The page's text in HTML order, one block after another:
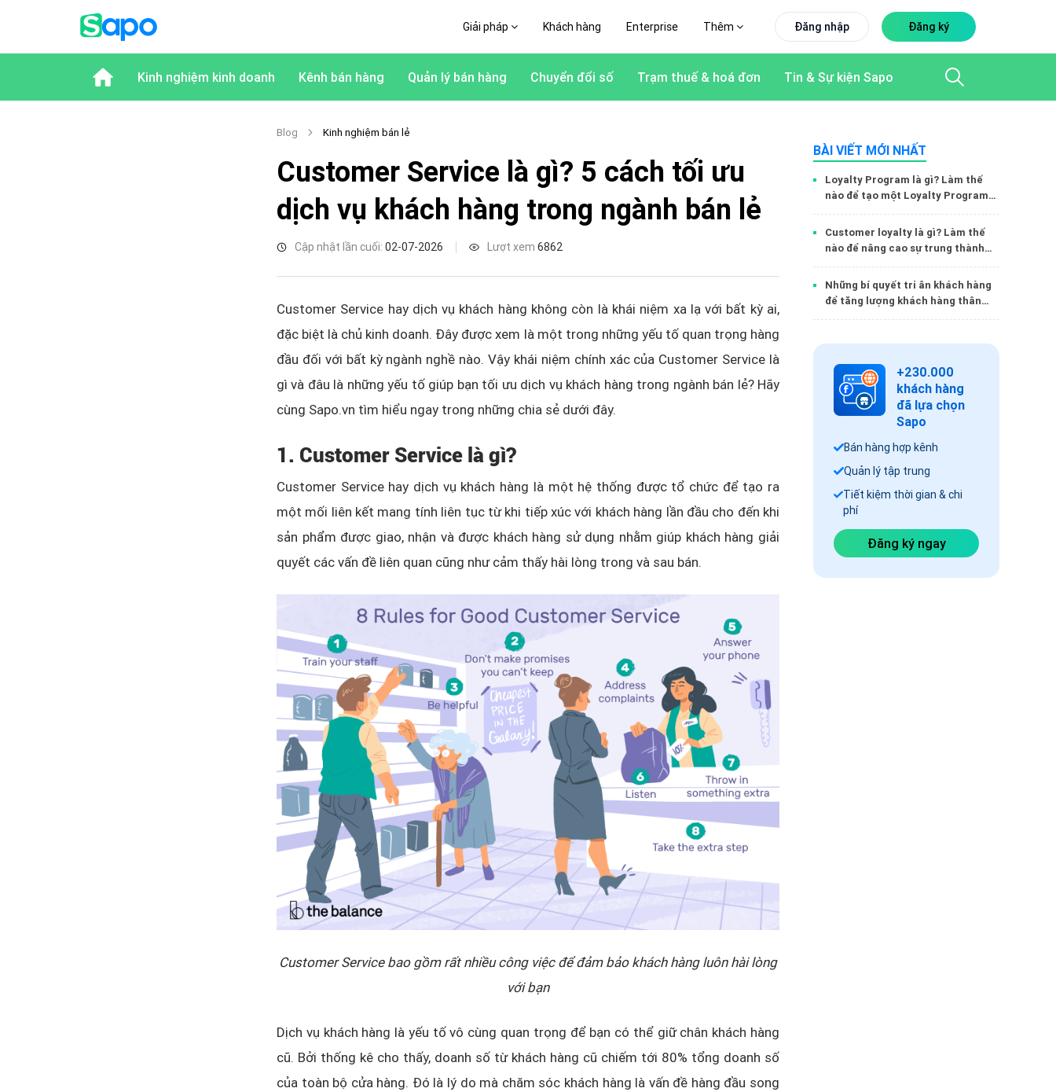
Giải pháp Khách hàng Enterprise Thêm Đăng nhập Đăng ký
Kinh nghiệm kinh doanh Kênh bán hàng Quản lý bán hàng Chuyển đổi số Trạm thuế & hoá đơn Tin & Sự kiện Sapo
BÀI VIẾT MỚI NHẤT
Loyalty Program là gì? Làm thế
nào để tạo một Loyalty Program
hiệu quả?
Customer loyalty là gì? Làm thế
nào để nâng cao sự trung thành
của khách hàng?
Những bí quyết tri ân khách hàng
để tăng lượng khách hàng thân
thiết
+230.000
khách hàng
đã lựa chọn
Sapo
Bán hàng hợp kênh
Quản lý tập trung
Tiết kiệm thời gian & chi
phí
Đăng ký ngay
Blog Kinh nghiệm bán lẻ
Customer Service là gì? 5 cách tối ưu
dịch vụ khách hàng trong ngành bán lẻ
Cập nhật lần cuối: 02-07-2026 Lượt xem 6862
Customer Service hay dịch vụ khách hàng không còn là khái niệm xa lạ với bất kỳ ai,
đặc biệt là chủ kinh doanh. Đây được xem là một trong những yếu tố quan trọng hàng
đầu đối với bất kỳ ngành nghề nào. Vậy khái niệm chính xác của Customer Service là
gì và đâu là những yếu tố giúp bạn tối ưu dịch vụ khách hàng trong ngành bán lẻ? Hãy
cùng Sapo.vn tìm hiểu ngay trong những chia sẻ dưới đây.
1. Customer Service là gì?
Customer Service hay dịch vụ khách hàng là một hệ thống được tổ chức để tạo ra
một mối liên kết mang tính liên tục từ khi tiếp xúc với khách hàng lần đầu cho đến khi
sản phẩm được giao, nhận và được khách hàng sử dụng nhằm giúp khách hàng giải
quyết các vấn đề liên quan cũng như cảm thấy hài lòng trong và sau bán.
Customer Service bao gồm rất nhiều công việc để đảm bảo khách hàng luôn hài lòng
với bạn
Dịch vụ khách hàng là yếu tố vô cùng quan trọng để bạn có thể giữ chân khách hàng
cũ. Bởi thống kê cho thấy, doanh số từ khách hàng cũ chiếm tới 80% tổng doanh số
của toàn bộ cửa hàng. Đó là lý do mà chăm sóc khách hàng là vấn đề hàng đầu song